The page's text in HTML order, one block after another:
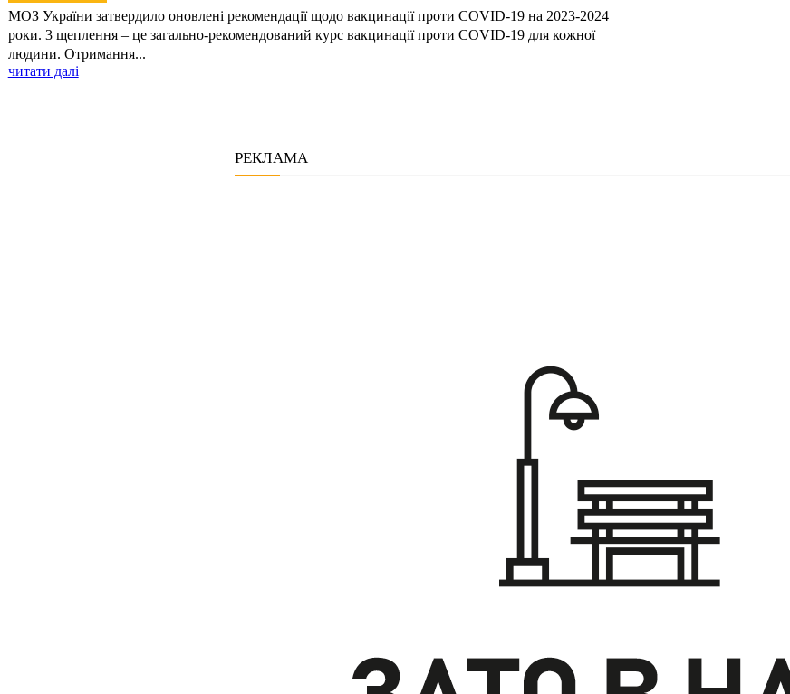
МОЗ України затвердило оновлені рекомендації щодо вакцинації проти COVID-19 на 2023-2024
роки. 3 щеплення – це загально-рекомендований курс вакцинації проти COVID-19 для кожної
людини. Отримання...
читати далі
РЕКЛАМА